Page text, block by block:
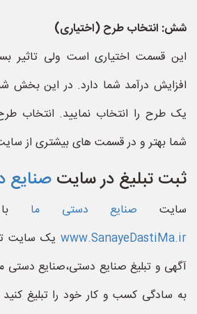
شش: انتخاب طرح (اختیاری)
این قسمت اختیاری است ولی تاثیر
افزایش درآمد شما دارد. در این بخش
یک طرح را انتخاب نمایید. انتخاب
شما بهتر و در قسمت های بیشتری از
ثبت تبلیغ در سایت صنایع
سایت صنایع دستی ما با
www.SanayeDastiMa.ir یک سایت
آگهی و تبلیغ صنایع دستی،صنایع دستی
به سادگی کسب و کار خود را تبلیغ